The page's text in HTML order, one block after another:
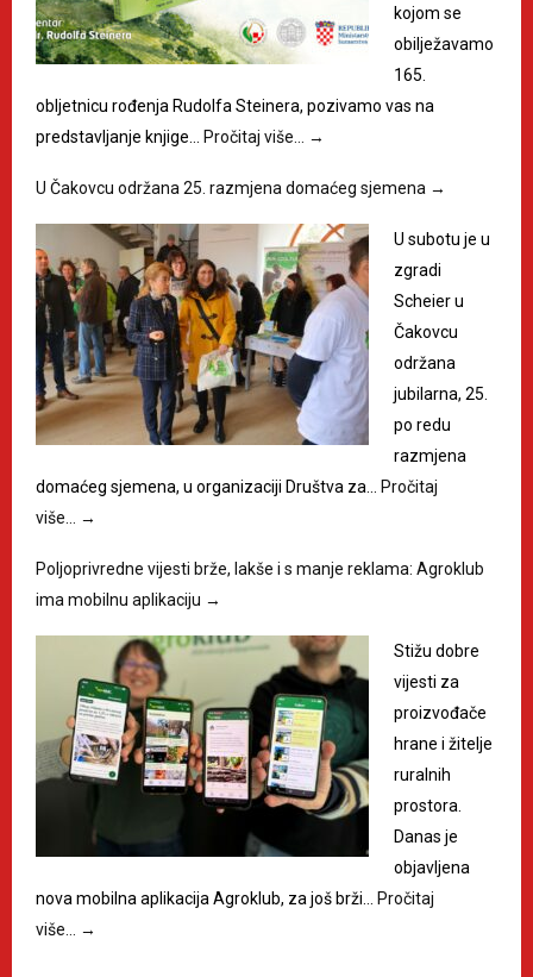
kojom se
obilježavamo
165.
obljetnicu rođenja Rudolfa Steinera, pozivamo vas na
predstavljanje knjige…
Pročitaj više… →
U Čakovcu održana 25. razmjena domaćeg sjemena →
U subotu je u
zgradi
Scheier u
Čakovcu
održana
jubilarna, 25.
po redu
razmjena
domaćeg sjemena, u organizaciji Društva za…
Pročitaj
više…
→
Poljoprivredne vijesti brže, lakše i s manje reklama: Agroklub
ima mobilnu aplikaciju →
Stižu dobre
vijesti za
proizvođače
hrane i žitelje
ruralnih
prostora.
Danas je
objavljena
nova mobilna aplikacija Agroklub, za još brži…
Pročitaj
više…
→